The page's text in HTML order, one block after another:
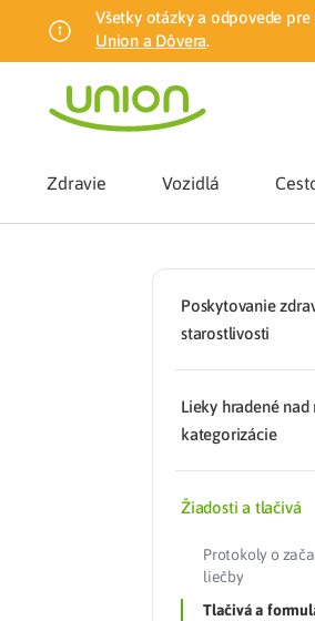
Všetky otázky a odpovede
Union a Dôvera.
Zdravie Vozidlá
Poskytovanie
starostlivosti
Lieky hradené nad
kategorizácie
Žiadosti a tlačivá
Protokoly o
liečby
Tlačivá a